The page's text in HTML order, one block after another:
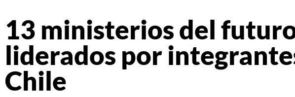
13 ministerios del
liderados por
Chile